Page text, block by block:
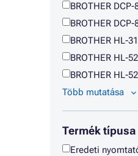
BROTHER DCP-
BROTHER DCP-
BROTHER HL-
BROTHER HL-
BROTHER HL-
Több mutatása
Termék típusa
Eredeti